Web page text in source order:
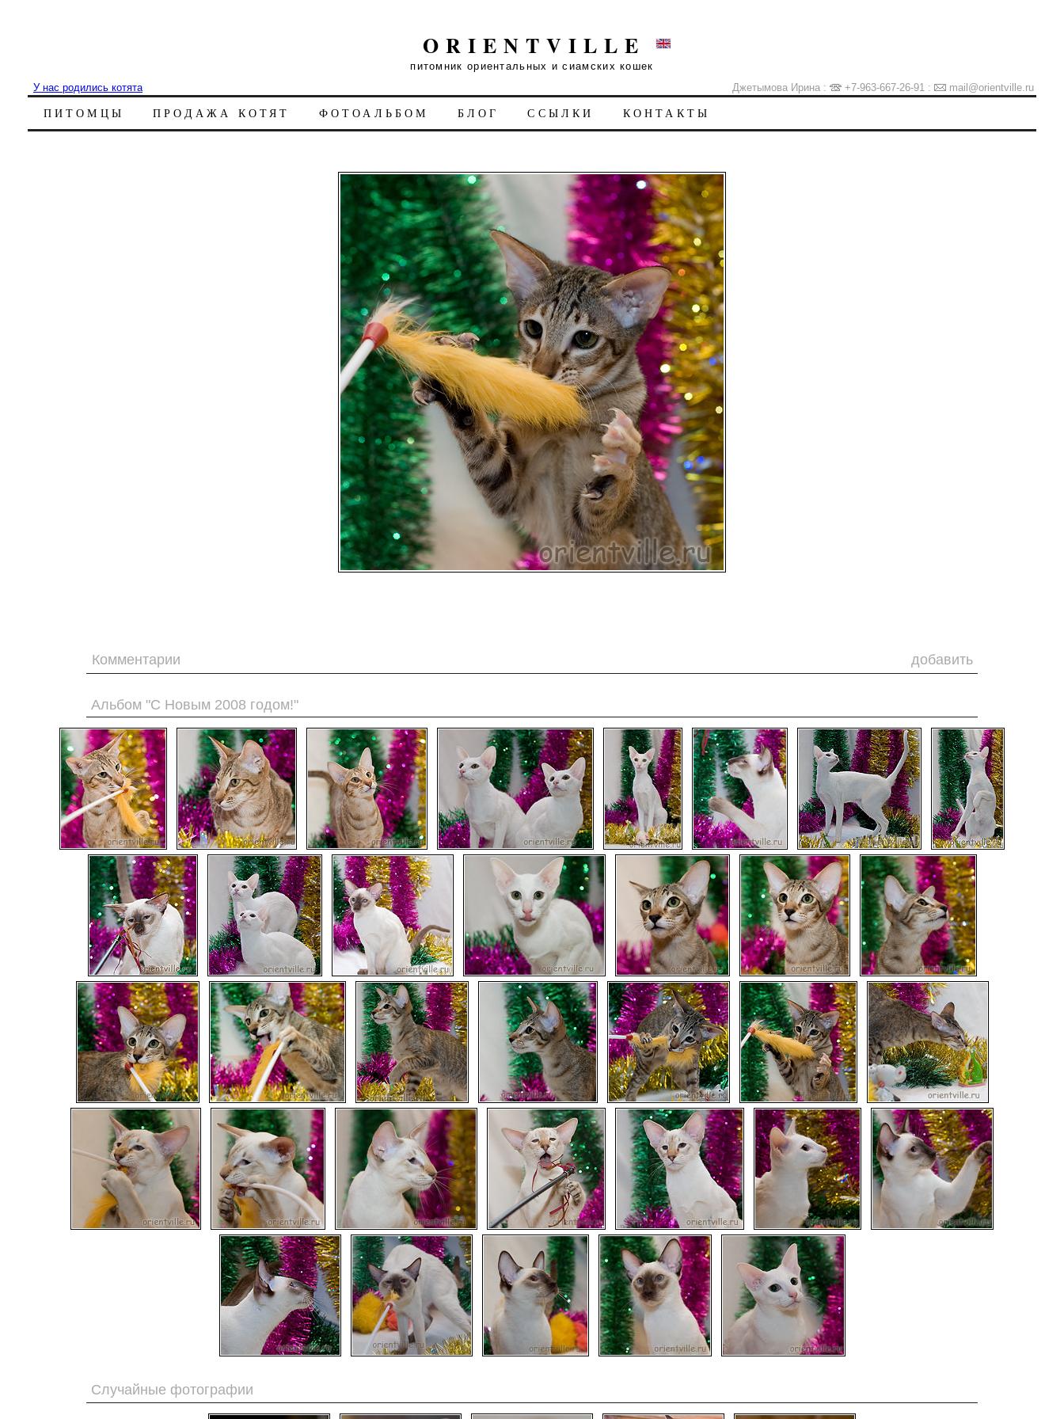
ORIENTVILLE
питомник ориентальных и сиамских кошек
У нас родились котята
Джетымова Ирина : +7-963-667-26-91 : mail@orientville.ru
ПИТОМЦЫ ПРОДАЖА КОТЯТ ФОТОАЛЬБОМ БЛОГ ССЫЛКИ КОНТАКТЫ
Комментарии добавить
Альбом "С Новым 2008 годом!"
Случайные фотографии